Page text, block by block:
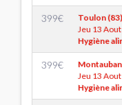
399€
Toulon (83)
Jeu 13
Hygiène
399€
Jeu 13
Hygiène